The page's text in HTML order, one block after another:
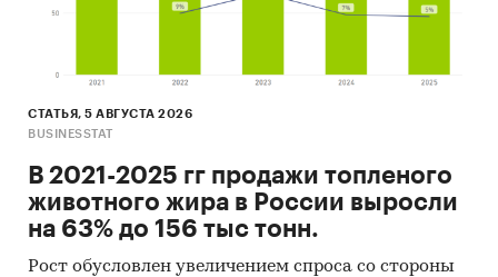
Амбертим, Арт-Карат, ВИП 2000, Золото и
Бриллиант, Платина, Романова, Ювелит и др.
Рейтинги предприятий, импортирующих
продукцию в Россию:
Dilari Real Estate Food Beverage Marketing
Import Export Trade, F Feng Tai Jewelry (Hk), FIOR
Spa, Guangzhou Hengdian Trade, Guangzhou
Kingber Jewelry, Guangzhou Shangye Jewelry
СТАТЬЯ, 5 АВГУСТА 2026
BUSINESSTAT
В 2021-2025 гг продажи топленого
животного жира в России выросли
на 63% до 156 тыс тонн.
Рост обусловлен увеличением спроса со стороны